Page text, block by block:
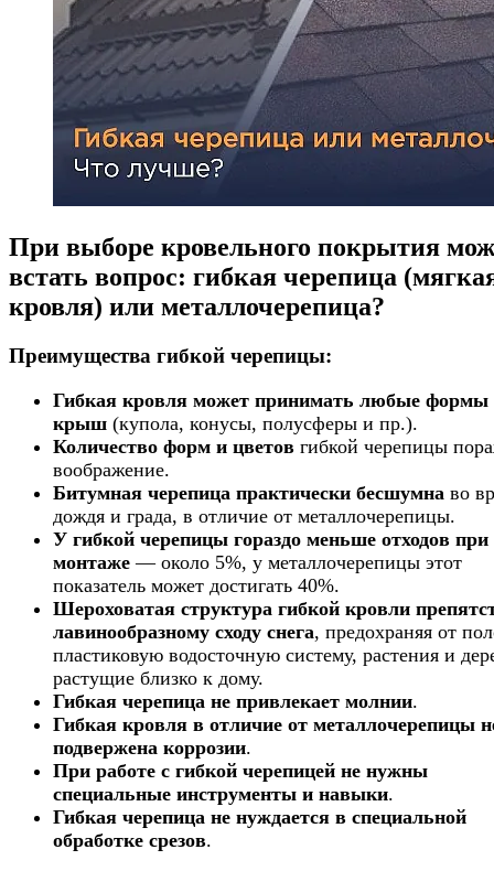
При выборе кровельного покрытия
встать вопрос: гибкая черепица
кровля) или металлочерепица?
Преимущества гибкой черепицы:
Гибкая кровля может принимать любые формы
крыш (купола, конусы, полусферы и пр.).
Количество форм и цветов гибкой черепицы
воображение.
Битумная черепица практически бесшумна во
дождя и града, в отличие от металлочерепицы.
У гибкой черепицы гораздо меньше отходов при
монтаже — около 5%, у металлочерепицы этот
показатель может достигать 40%.
Шероховатая структура гибкой кровли
лавинообразному сходу снега, предохраняя от
пластиковую водосточную систему, растения и
растущие близко к дому.
Гибкая черепица не привлекает молнии.
Гибкая кровля в отличие от металлочерепицы
подвержена коррозии.
При работе с гибкой черепицей не нужны
специальные инструменты и навыки.
Гибкая черепица не нуждается в специальной
обработке срезов.